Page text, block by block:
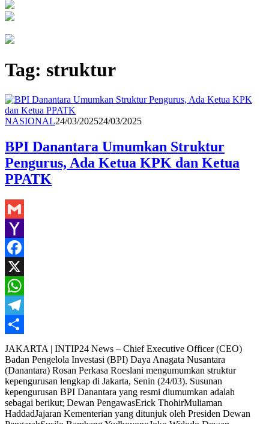
Tag: struktur
NASIONALRedaksi
24/03/202524/03/2025
BPI Danantara Umumkan Struktur
Pengurus, Ada Ketua KPK dan Ketua
PPATK
Gmail
Yahoo
Mail
Facebook
X
WhatsApp
Telegram
Share
JAKARTA | INTIP24 News – Chief Executive Officer (CEO)
Badan Pengelola Investasi (BPI) Daya Anagata Nusantara
(Danantara) Rosan Perkasa Roeslani mengumumkan struktur
kepengurusan lengkap di Jakarta, Senin (24/03). Susunan
kepengurusan BPI Danantara yang resmi diumumkan adalah
sebagai berikut; Dewan PengawasErick ThohirMuliaman
HaddadJajaran Kementerian yang ditunjuk oleh Presiden Dewan